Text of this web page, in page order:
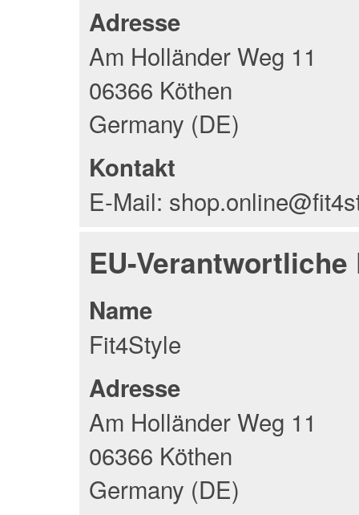
Adresse
Am Holländer Weg 11
06366 Köthen
Germany (DE)
Kontakt
E-Mail:
EU-Verantwortliche
Name
Fit4Style
Adresse
Am Holländer Weg 11
06366 Köthen
Germany (DE)